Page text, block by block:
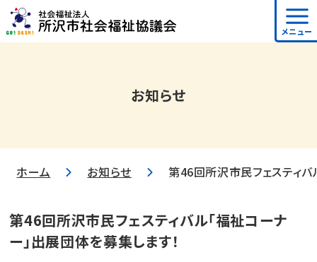
メニュー
お知らせ
ホーム お知らせ 第46回所沢市民フェスティバ
第46回所沢市民フェスティバル「福祉コーナ
ー」出展団体を募集します！